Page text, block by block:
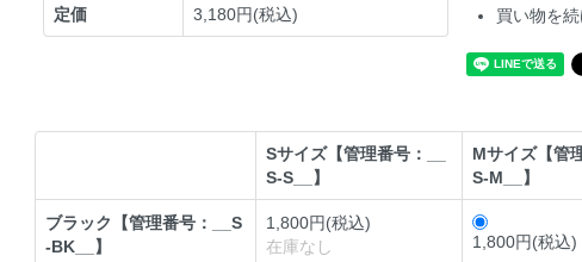
定価 3,180円(税込)
買い物を続
Sサイズ【管理番号：__
S-S__】
Mサイズ【管
S-M__】
ブラック【管理番号：__S
-BK__】
1,800円(税込)
在庫なし
1,800円(税込)